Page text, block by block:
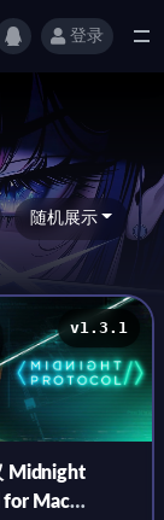
登录
随机展示
v1.3.1
Midnight
for Mac